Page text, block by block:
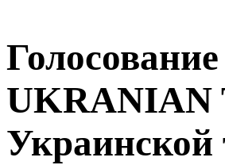
UKRANIAN
Украинской